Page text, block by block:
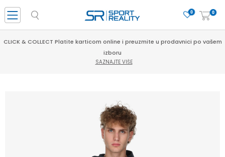
0
0
CLICK & COLLECT Platite karticom online i preuzmite u prodavnici po vašem
izboru
SAZNAJTE VIŠE